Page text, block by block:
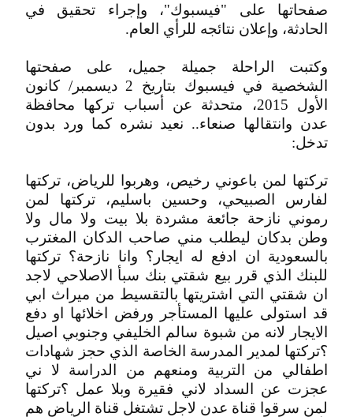
صفحاتها على "فيسبوك"، وإجراء تحقيق في
الحادثة، وإعلان نتائجه للرأي العام.
وكتبت الراحلة جميلة جميل، على صفحتها
الشخصية في فيسبوك بتاريخ 2 ديسمبر/ كانون
الأول 2015، متحدثة عن أسباب تركها محافظة
عدن وانتقالها صنعاء.. نعيد نشره كما ورد بدون
تدخل:
تركتها لمن باعوني رخيص، وهربوا للرياض، تركتها
لفارس الصبيحي، وحسين باسليم، تركتها لمن
رموني نازحة جائعة مشردة بلا بيت ولا مال ولا
وطن بدكان ليطلب مني صاحب الدكان المغترب
بالسعودية ان ادفع له ايجار؟ وانا نازحة؟ تركتها
للبنك الذي قرر بيع شقتي بنك سبأ الاصلاحي لاجد
ان شقتي التي اشتريتها بالتقسيط من ميراث ابي
قد استولى عليها المستأجر ورفض اخلائها او دفع
الايجار لانه من شبوة سالم الخليفي وجنوبي اصيل
؟تركتها لمدير المدرسة الخاصة الذي حجز شهادات
اطفالي من التربية ومنعهم من الدراسة لا ني
عجزت عن السداد لاني فقيرة وبلا عمل ؟تركتها
لمن سرقوا قناة عدن لاجل تشتغل قناة الرياض هم